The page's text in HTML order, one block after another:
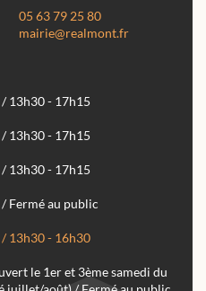
05 63 79 25 80
mairie@realmont.fr
13h30 - 17h15
13h30 - 17h15
13h30 - 17h15
Fermé au public
13h30 - 16h30
le 1er et 3ème samedi du